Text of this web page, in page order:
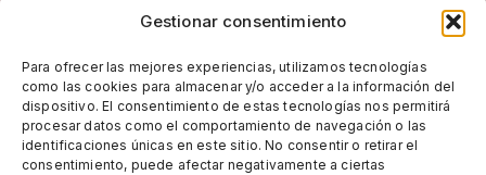
Gestionar consentimiento
Para ofrecer las mejores experiencias, utilizamos tecnologías
como las cookies para almacenar y/o acceder a la información del
dispositivo. El consentimiento de estas tecnologías nos permitirá
procesar datos como el comportamiento de navegación o las
identificaciones únicas en este sitio. No consentir o retirar el
consentimiento, puede afectar negativamente a ciertas